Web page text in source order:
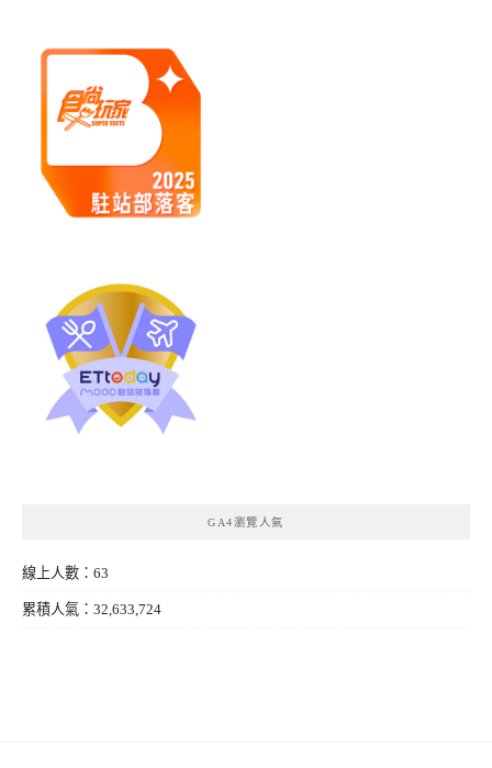
GA4瀏覽人氣
線上人數：63
累積人氣：32,633,724